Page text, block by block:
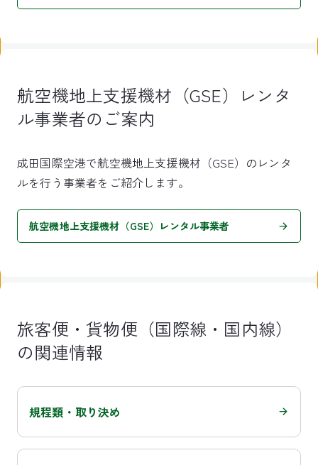
航空機地上支援機材（GSE）レンタ
ル事業者のご案内
成田国際空港で航空機地上支援機材（GSE）のレンタ
ルを行う事業者をご紹介します。
航空機地上支援機材（GSE）レンタル事業者
旅客便・貨物便（国際線・国内線）
の関連情報
規程類・取り決め